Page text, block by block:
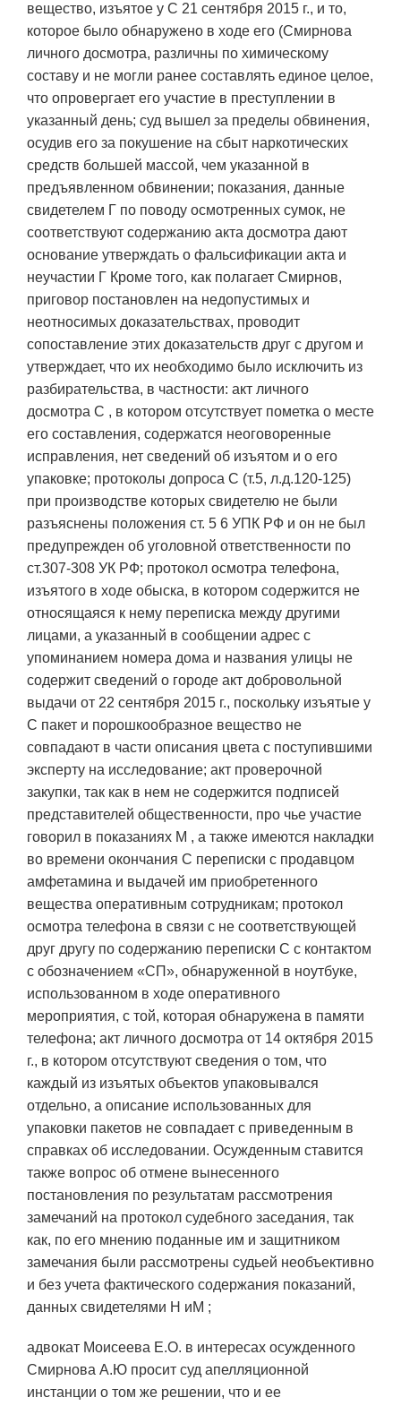
вещество, изъятое у С 21 сентября 2015 г., и то,
которое было обнаружено в ходе его (Смирнова
личного досмотра, различны по химическому
составу и не могли ранее составлять единое целое,
что опровергает его участие в преступлении в
указанный день; суд вышел за пределы обвинения,
осудив его за покушение на сбыт наркотических
средств большей массой, чем указанной в
предъявленном обвинении; показания, данные
свидетелем Г по поводу осмотренных сумок, не
соответствуют содержанию акта досмотра дают
основание утверждать о фальсификации акта и
неучастии Г Кроме того, как полагает Смирнов,
приговор постановлен на недопустимых и
неотносимых доказательствах, проводит
сопоставление этих доказательств друг с другом и
утверждает, что их необходимо было исключить из
разбирательства, в частности: акт личного
досмотра С , в котором отсутствует пометка о месте
его составления, содержатся неоговоренные
исправления, нет сведений об изъятом и о его
упаковке; протоколы допроса С (т.5, л.д.120-125)
при производстве которых свидетелю не были
разъяснены положения ст. 5 6 УПК РФ и он не был
предупрежден об уголовной ответственности по
ст.307-308 УК РФ; протокол осмотра телефона,
изъятого в ходе обыска, в котором содержится не
относящаяся к нему переписка между другими
лицами, а указанный в сообщении адрес с
упоминанием номера дома и названия улицы не
содержит сведений о городе акт добровольной
выдачи от 22 сентября 2015 г., поскольку изъятые у
С пакет и порошкообразное вещество не
совпадают в части описания цвета с поступившими
эксперту на исследование; акт проверочной
закупки, так как в нем не содержится подписей
представителей общественности, про чье участие
говорил в показаниях М , а также имеются накладки
во времени окончания С переписки с продавцом
амфетамина и выдачей им приобретенного
вещества оперативным сотрудникам; протокол
осмотра телефона в связи с не соответствующей
друг другу по содержанию переписки С с контактом
с обозначением «СП», обнаруженной в ноутбуке,
использованном в ходе оперативного
мероприятия, с той, которая обнаружена в памяти
телефона; акт личного досмотра от 14 октября 2015
г., в котором отсутствуют сведения о том, что
каждый из изъятых объектов упаковывался
отдельно, а описание использованных для
упаковки пакетов не совпадает с приведенным в
справках об исследовании. Осужденным ставится
также вопрос об отмене вынесенного
постановления по результатам рассмотрения
замечаний на протокол судебного заседания, так
как, по его мнению поданные им и защитником
замечания были рассмотрены судьей необъективно
и без учета фактического содержания показаний,
данных свидетелями Н иМ ;
адвокат Моисеева Е.О. в интересах осужденного
Смирнова А.Ю просит суд апелляционной
инстанции о том же решении, что и ее